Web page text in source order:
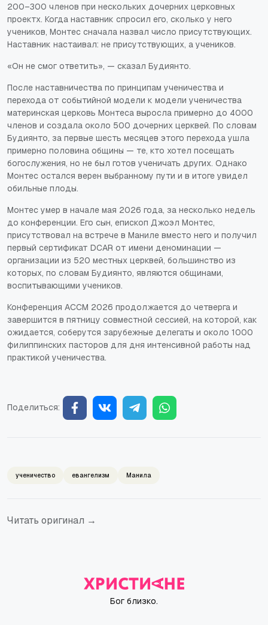
200–300 членов при нескольких дочерних церковных
проектх. Когда наставник спросил его, сколько у него
учеников, Монтес сначала назвал число присутствующих.
Наставник настаивал: не присутствующих, а учеников.
«Он не смог ответить», — сказал Будиянто.
После наставничества по принципам ученичества и
перехода от событийной модели к модели ученичества
материнская церковь Монтеса выросла примерно до 4000
членов и создала около 500 дочерних церквей. По словам
Будиянто, за первые шесть месяцев этого перехода ушла
примерно половина общины — те, кто хотел посещать
богослужения, но не был готов ученичать других. Однако
Монтес остался верен выбранному пути и в итоге увидел
обильные плоды.
Монтес умер в начале мая 2026 года, за несколько недель
до конференции. Его сын, епископ Джоэл Монтес,
присутствовал на встрече в Маниле вместо него и получил
первый сертификат DCAR от имени деноминации —
организации из 520 местных церквей, большинство из
которых, по словам Будиянто, являются общинами,
воспитывающими учеников.
Конференция ACCM 2026 продолжается до четверга и
завершится в пятницу совместной сессией, на которой, как
ожидается, соберутся зарубежные делегаты и около 1000
филиппинских пасторов для дня интенсивной работы над
практикой ученичества.
Поделиться:
ученичество евангелизм Манила
Читать оригинал →
Бог близко.